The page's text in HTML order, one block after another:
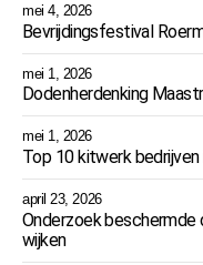
mei 4, 2026
Bevrijdingsfestival
mei 1, 2026
Dodenherdenking
mei 1, 2026
Top 10 kitwerk bedrijven
april 23, 2026
Onderzoek beschermde
wijken